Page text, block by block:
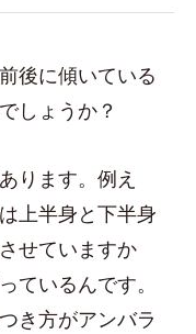
後に傾いている
しょうか？
ります。例え
上半身と下半身
せていますか
ているんです。
き方がアンバラ